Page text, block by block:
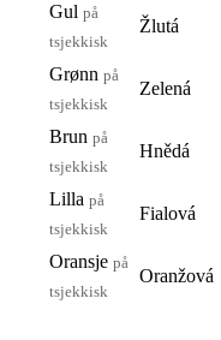
Gul på
tsjekkisk
Žlutá
Grønn på
tsjekkisk
Zelená
Brun på
tsjekkisk
Hnědá
Lilla på
tsjekkisk
Fialová
Oransje på
tsjekkisk
Oranžová